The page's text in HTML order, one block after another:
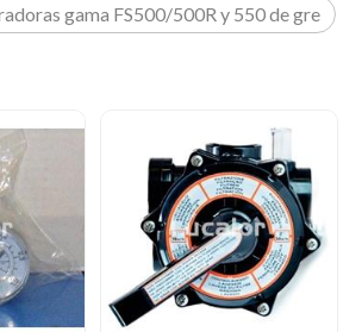
gama FS500/500R y 550 de gre